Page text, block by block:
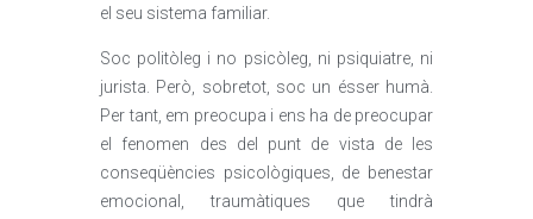
el seu sistema familiar.
Soc politòleg i no psicòleg, ni psiquiatre, ni
jurista. Però, sobretot, soc un ésser humà.
Per tant, em preocupa i ens ha de preocupar
el fenomen des del punt de vista de les
conseqüències psicològiques, de benestar
emocional, traumàtiques que tindrà